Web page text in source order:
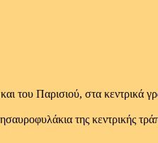
του Παρισιού, στα κεντρικά
της κεντρικής